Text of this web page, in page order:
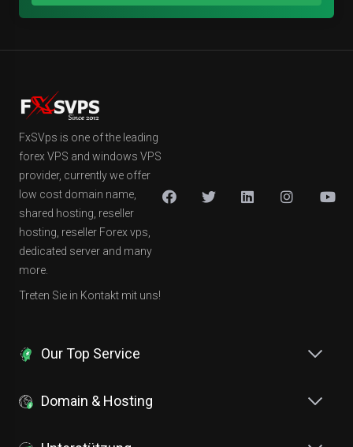
FxSVps is one of the leading
forex VPS and windows VPS
provider, currently we offer
low cost domain name,
shared hosting, reseller
hosting, reseller Forex vps,
dedicated server and many
more.
Treten Sie in Kontakt mit uns!
Our Top Service
Domain & Hosting